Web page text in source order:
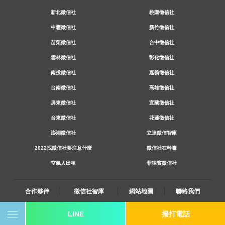
LINE 撥打電話
新北徵信社 桃園徵信社
中壢徵信社 新竹徵信社
苗栗徵信社 台中徵信社
雲林徵信社 彰化徵信社
南投徵信社 嘉義徵信社
台南徵信社 高雄徵信社
屏東徵信社 宜蘭徵信社
台東徵信社 花蓮徵信社
澎湖徵信社 立達徵信智庫
2022找徵信社要注意什麼 徵信社在幹嘛
空氣人出租 菲律賓徵信社
合作夥伴 徵信社智庫 網站地圖 聯絡我們
0800-250-555 revote990109@gmail.com